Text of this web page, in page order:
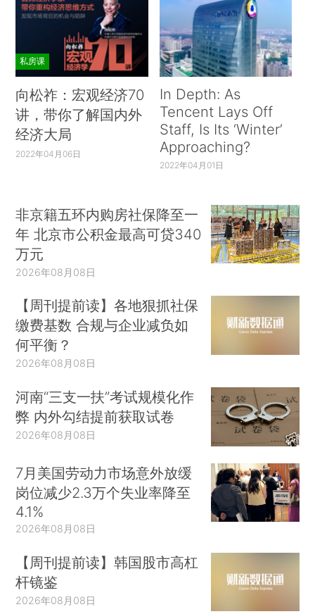
私房课
向松祚：宏观经济70
讲，带你了解国内外
经济大局
2022年04月06日
In Depth: As
Tencent Lays Off
Staff, Is Its ‘Winter’
Approaching?
2022年04月01日
非京籍五环内购房社保降至一
年 北京市公积金最高可贷340
万元
2026年08月08日
【周刊提前读】各地狠抓社保
缴费基数 合规与企业减负如
何平衡？
2026年08月08日
河南“三支一扶”考试规模化作
弊 内外勾结提前获取试卷
2026年08月08日
7月美国劳动力市场意外放缓
岗位减少2.3万个失业率降至
4.1%
2026年08月08日
【周刊提前读】韩国股市高杠
杆镜鉴
2026年08月08日